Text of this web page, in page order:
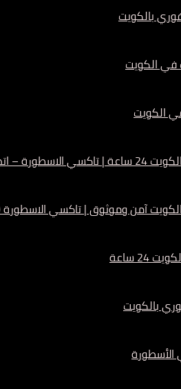
بالكويت
في الكويت
الكويت
– اتصل 55179079
آمن وموثوق | تاكسي الاسطورة 55179079
24 ساعة
بالكويت